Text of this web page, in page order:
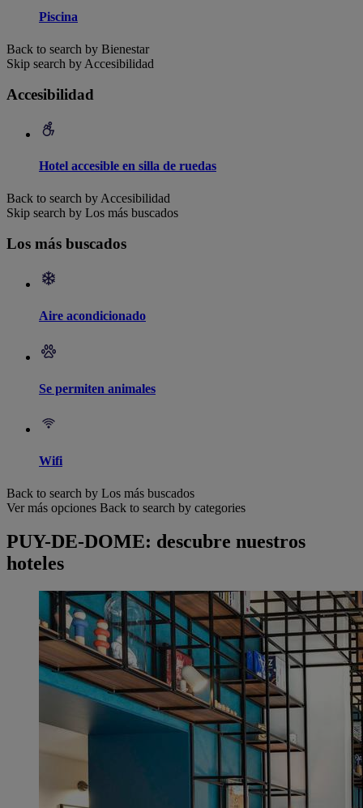
Piscina
Back to search by Bienestar
Skip search by Accesibilidad
Accesibilidad
Hotel accesible en silla de ruedas
Back to search by Accesibilidad
Skip search by Los más buscados
Los más buscados
Aire acondicionado
Se permiten animales
Wifi
Back to search by Los más buscados
Ver más opciones Back to search by categories
PUY-DE-DOME: descubre nuestros
hoteles